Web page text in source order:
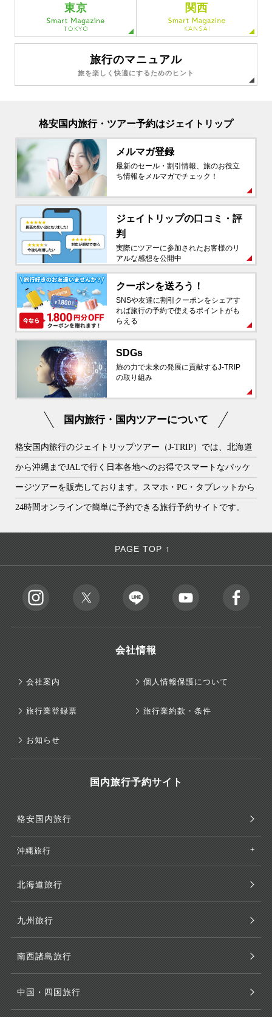
旅行のマニュアル
旅を楽しく快適にするためのヒント
メルマガ登録
最新のセール・割引情報、旅のお役立
ち情報をメルマガでチェック！
ジェイトリップの口コミ・評
判
実際にツアーに参加されたお客様のリ
アルな感想を公開中
クーポンを送ろう！
SNSや友達に割引クーポンをシェアす
れば旅行の予約で使えるポイントがも
らえる
SDGs
旅の力で未来の発展に貢献するJ-TRIP
の取り組み
ージツアーを販売しております。スマホ・PC・タブレットから
PAGE TOP ↑
会社情報
会社案内 個人情報保護について
旅行業登録票 旅行業約款・条件
お知らせ
国内旅行予約サイト
格安国内旅行
沖縄旅行
北海道旅行
九州旅行
南西諸島旅行
中国・四国旅行
東京・ディズニー旅行